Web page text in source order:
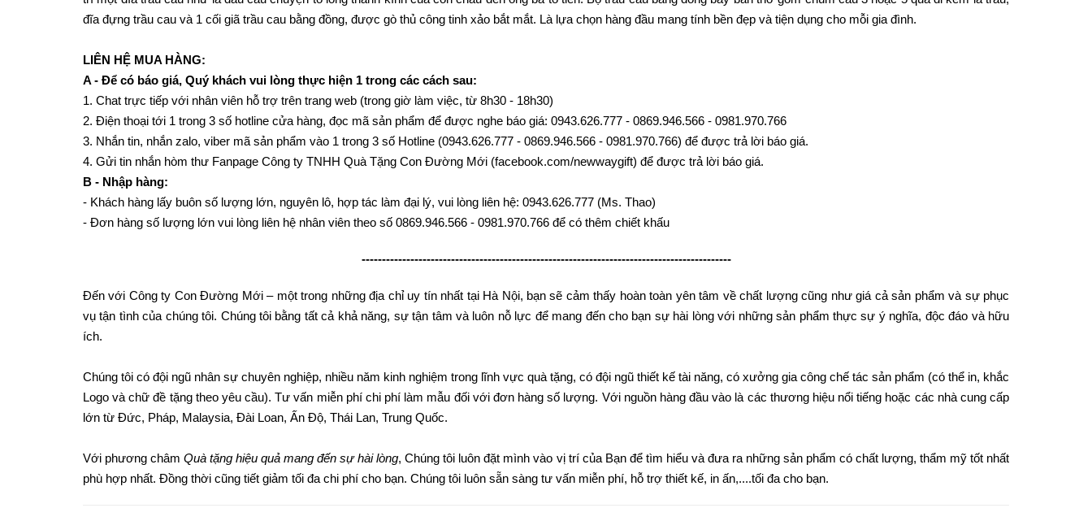
đĩa đựng trầu cau và 1 cối giã trầu cau bằng đồng, được gò thủ công tinh xảo bắt mắt. Là lựa chọn hàng đầu mang tính bền đẹp và tiện dụng cho mỗi gia đình.
LIÊN HỆ MUA HÀNG:
A - Để có báo giá, Quý khách vui lòng thực hiện 1 trong các cách sau:
1. Chat trực tiếp với nhân viên hỗ trợ trên trang web (trong giờ làm việc, từ 8h30 - 18h30)
2. Điện thoại tới 1 trong 3 số hotline cửa hàng, đọc mã sản phẩm để được nghe báo giá: 0943.626.777 - 0869.946.566 - 0981.970.766
3. Nhắn tin, nhắn zalo, viber mã sản phẩm vào 1 trong 3 số Hotline (0943.626.777 - 0869.946.566 - 0981.970.766) để được trả lời báo giá.
4. Gửi tin nhắn hòm thư Fanpage Công ty TNHH Quà Tặng Con Đường Mới (facebook.com/newwaygift) để được trả lời báo giá.
B - Nhập hàng:
- Khách hàng lấy buôn số lượng lớn, nguyên lô, hợp tác làm đại lý, vui lòng liên hệ: 0943.626.777 (Ms. Thao)
- Đơn hàng số lượng lớn vui lòng liên hệ nhân viên theo số 0869.946.566 - 0981.970.766 để có thêm chiết khấu
-------------------------------------------------------------------------------------------
Đến với Công ty Con Đường Mới – một trong những địa chỉ uy tín nhất tại Hà Nội, bạn sẽ cảm thấy hoàn toàn yên tâm về chất lượng cũng như giá cả sản phẩm và sự phục
vụ tận tình của chúng tôi. Chúng tôi bằng tất cả khả năng, sự tận tâm và luôn nỗ lực để mang đến cho bạn sự hài lòng với những sản phẩm thực sự ý nghĩa, độc đáo và hữu
ích.
Chúng tôi có đội ngũ nhân sự chuyên nghiệp, nhiều năm kinh nghiệm trong lĩnh vực quà tặng, có đội ngũ thiết kế tài năng, có xưởng gia công chế tác sản phẩm (có thể in, khắc
Logo và chữ đề tặng theo yêu cầu). Tư vấn miễn phí chi phí làm mẫu đối với đơn hàng số lượng. Với nguồn hàng đầu vào là các thương hiệu nổi tiếng hoặc các nhà cung cấp
lớn từ Đức, Pháp, Malaysia, Đài Loan, Ấn Độ, Thái Lan, Trung Quốc.
Với phương châmQuà tặng hiệu quả mang đến sự hài lòng, Chúng tôi luôn đặt mình vào vị trí của Bạn để tìm hiểu và đưa ra những sản phẩm có chất lượng, thẩm mỹ tốt nhất
phù hợp nhất. Đồng thời cũng tiết giảm tối đa chi phí cho bạn. Chúng tôi luôn sẵn sàng tư vấn miễn phí, hỗ trợ thiết kế, in ấn,....tối đa cho bạn.